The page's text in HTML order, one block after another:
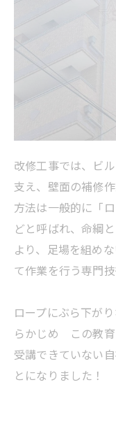
改修工事では、ビ
支え、壁面の補修
方法は一般的に「
どと呼ばれ、命綱
より、足場を組め
て作業を行う専門
ロープにぶら下が
らかじめ この教育
受講できていない
とになりました！